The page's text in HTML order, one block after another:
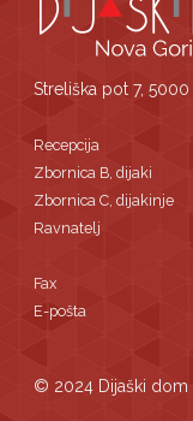
Streliška pot 7,
Recepcija
Zbornica B, dijaki
Zbornica C, dijakinje
Ravnatelj
Fax
E-pošta
© 2024 Dijaški dom